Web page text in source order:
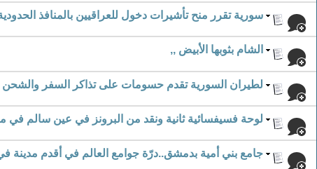
سورية تقرر منح تأشيرات دخول للعراقيين بالمنافذ
الشام بثوبها الأبيض ,,
لطيران السورية تقدم حسومات على تذاكر السفر والشحن
لوحة فسيفسائية ثانية ونقد من البرونز في عين سالم في
جامع بني أمية بدمشق..درّة جوامع العالم في أقدم مدينة في